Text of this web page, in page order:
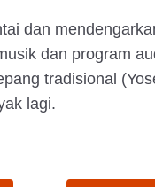
dan
dan program
tradisional
lagi.